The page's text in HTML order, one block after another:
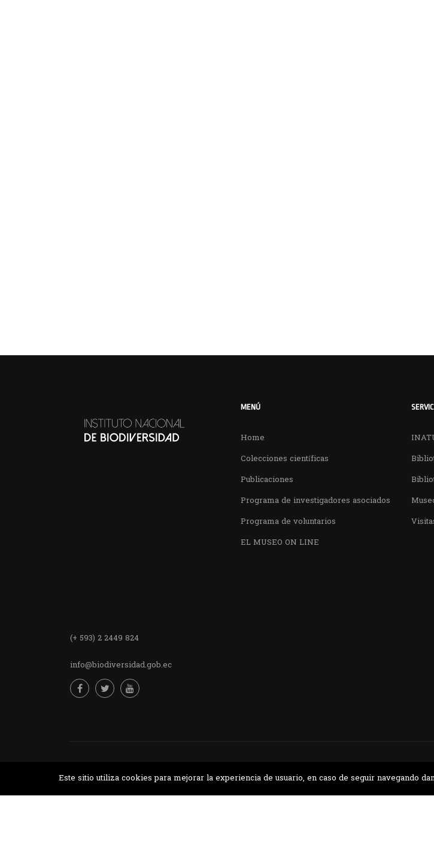
(+ 593) 2 2449 824
info@biodiversidad.gob.ec
MENÚ
Home
Colecciones científicas
Publicaciones
Programa de investigadores asociados
Programa de voluntarios
EL MUSEO ON LINE
Este sitio utiliza cookies para mejorar la experiencia de usuario, en caso de seguir navegando